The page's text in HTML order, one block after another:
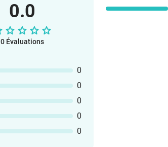
0.0
0 Évaluations
0
0
0
0
0